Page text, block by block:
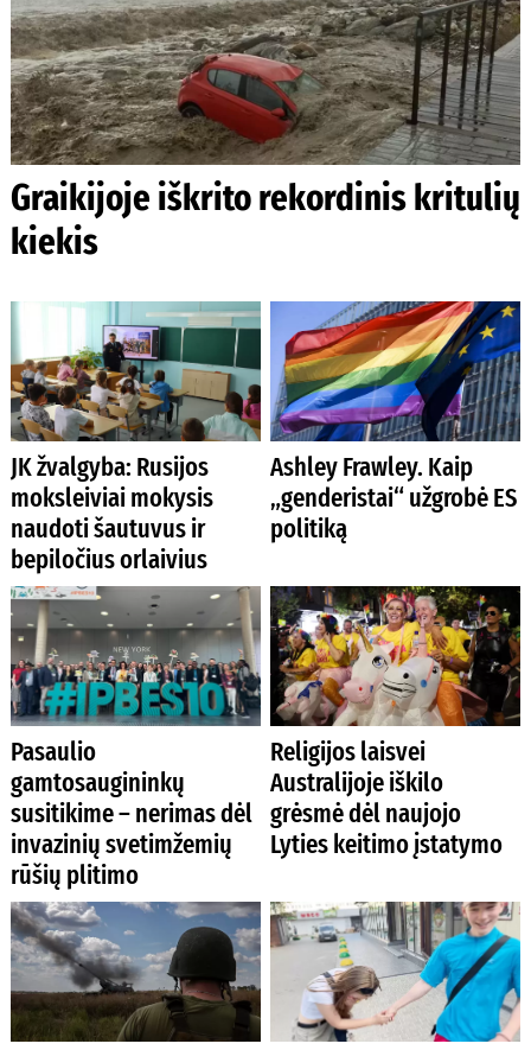
Graikijoje iškrito rekordinis kritulių
kiekis
JK žvalgyba: Rusijos
moksleiviai mokysis
naudoti šautuvus ir
bepiločius orlaivius
Ashley Frawley. Kaip
„genderistai“ užgrobė ES
politiką
Pasaulio
gamtosaugininkų
susitikime – nerimas dėl
invazinių svetimžemių
rūšių plitimo
Religijos laisvei
Australijoje iškilo
grėsmė dėl naujojo
Lyties keitimo įstatymo